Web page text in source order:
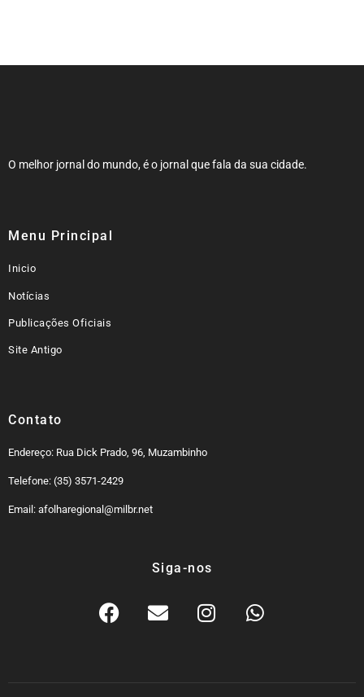
O melhor jornal do mundo, é o jornal que fala da sua cidade.
Menu Principal
Inicio
Notícias
Publicações Oficiais
Site Antigo
Contato
Endereço: Rua Dick Prado, 96, Muzambinho
Telefone: (35) 3571-2429
Email: afolharegional@milbr.net
Siga-nos